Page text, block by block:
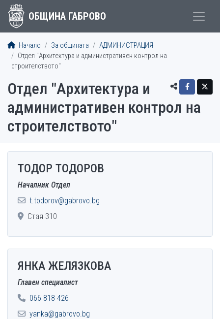
ОБЩИНА ГАБРОВО
Начало За общината
АДМИНИСТРАЦИЯ
Отдел "Архитектура и административен контрол на
строителството"
Отдел "Архитектура и
административен контрол на
строителството"
EMPLOYEES
ТОДОР ТОДОРОВ
Началник Отдел
t.todorov@gabrovo.bg
Стая 310
ЯНКА ЖЕЛЯЗКОВА
Главен специалист
066 818 426
yanka@gabrovo.bg